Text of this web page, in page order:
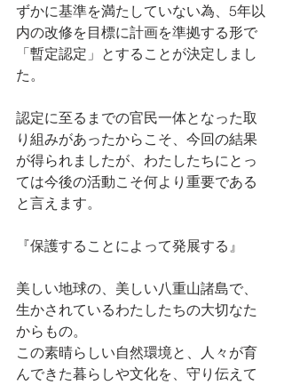
ずかに基準を満たしていない為、5年以
内の改修を目標に計画を準拠する形で
「暫定認定」とすることが決定しまし
た。
認定に至るまでの官民一体となった取
り組みがあったからこそ、今回の結果
が得られましたが、わたしたちにとっ
ては今後の活動こそ何より重要である
と言えます。
『保護することによって発展する』
美しい地球の、美しい八重山諸島で、
生かされているわたしたちの大切なた
からもの。
この素晴らしい自然環境と、人々が育
んできた暮らしや文化を、守り伝えて